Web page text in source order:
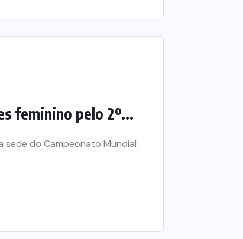
feminino pelo 2º...
sede do Campeonato Mundial